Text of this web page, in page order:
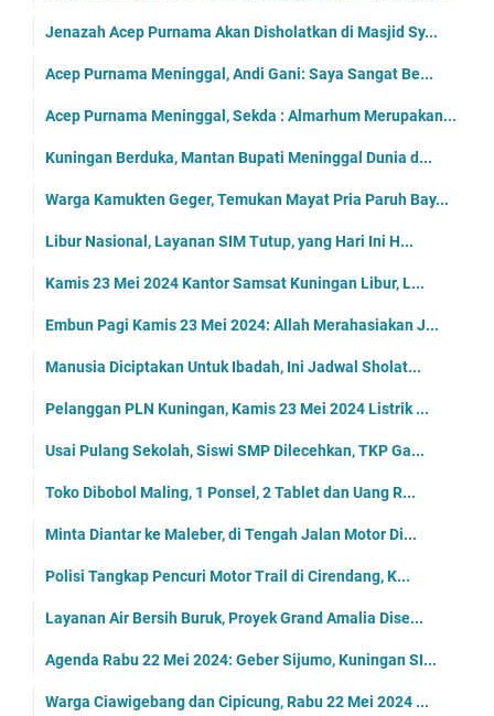
Jenazah Acep Purnama Akan Disholatkan di Masjid Sy...
Acep Purnama Meninggal, Andi Gani: Saya Sangat Be...
Acep Purnama Meninggal, Sekda : Almarhum Merupakan...
Kuningan Berduka, Mantan Bupati Meninggal Dunia d...
Warga Kamukten Geger, Temukan Mayat Pria Paruh Bay...
Libur Nasional, Layanan SIM Tutup, yang Hari Ini H...
Kamis 23 Mei 2024 Kantor Samsat Kuningan Libur, L...
Embun Pagi Kamis 23 Mei 2024: Allah Merahasiakan J...
Manusia Diciptakan Untuk Ibadah, Ini Jadwal Sholat...
Pelanggan PLN Kuningan, Kamis 23 Mei 2024 Listrik ...
Usai Pulang Sekolah, Siswi SMP Dilecehkan, TKP Ga...
Toko Dibobol Maling, 1 Ponsel, 2 Tablet dan Uang R...
Minta Diantar ke Maleber, di Tengah Jalan Motor Di...
Polisi Tangkap Pencuri Motor Trail di Cirendang, K...
Layanan Air Bersih Buruk, Proyek Grand Amalia Dise...
Agenda Rabu 22 Mei 2024: Geber Sijumo, Kuningan SI...
Warga Ciawigebang dan Cipicung, Rabu 22 Mei 2024 ...